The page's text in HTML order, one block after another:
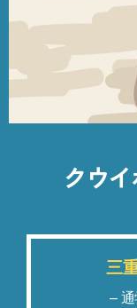
クウ
三
–